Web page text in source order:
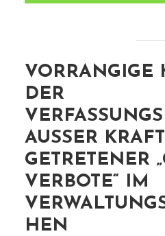
VORRANGIGE
DER
USSER KRAFT GE
TRETENER
RBOTE“ IM VE
N NO